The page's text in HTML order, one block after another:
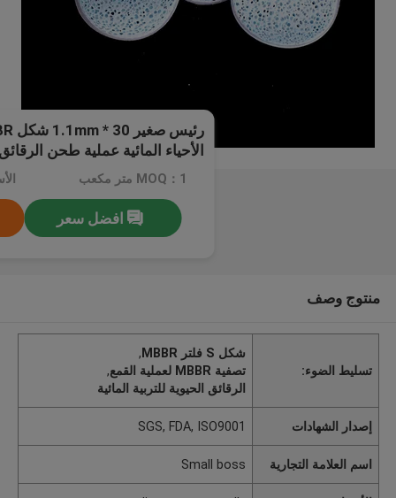
الأحياء المائية عملية طحن
MOQ：1 متر مكعب
افضل سعر
منتوج وصف
تسليط الضوء:
شكل S فلتر MBBR
,
تصفية MBBR لعملية القمع
,
الرقائق الحيوية للتربية المائية
إصدار الشهادات SGS, FDA, ISO9001
اسم العلامة التجارية Small boss